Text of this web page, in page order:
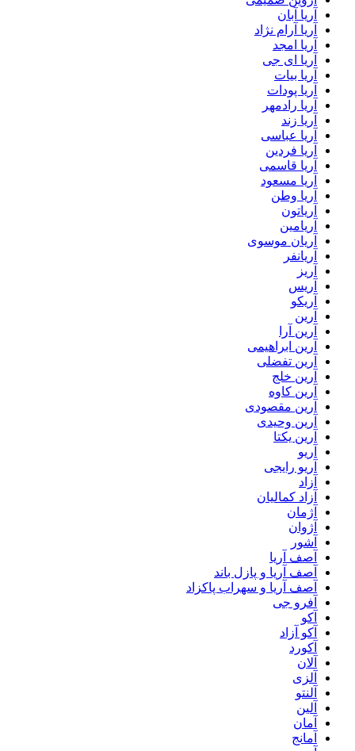
آریا آبان
آریا آرام نژاد
آریا امجد
آریا ای جی
آریا بیات
آریا پودات
آریا رادمهر
آریا زند
آریا عباسی
آریا فردین
آریا قاسمی
آریا مسعود
آریا وطن
آریاتون
آریامین
آریان موسوی
آریانفر
آریز
آریس
آریکو
آرین
آرین آرا
آرین ابراهیمی
آرین تفضلی
آرین خلج
آرین کاوه
آرین مقصودی
آرین وحیدی
آرین یکتا
آریو
آریو رایجی
آزاد
آزاد کمالیان
آژمان
آژوان
آشور
آصف آریا
آصف آریا و پازل باند
آصف آریا و سهراب پاکزاد
آفرو جی
آکو
آکو آزاد
آکورد
آلان
آلزی
آلنتو
آلین
آمان
آمانج